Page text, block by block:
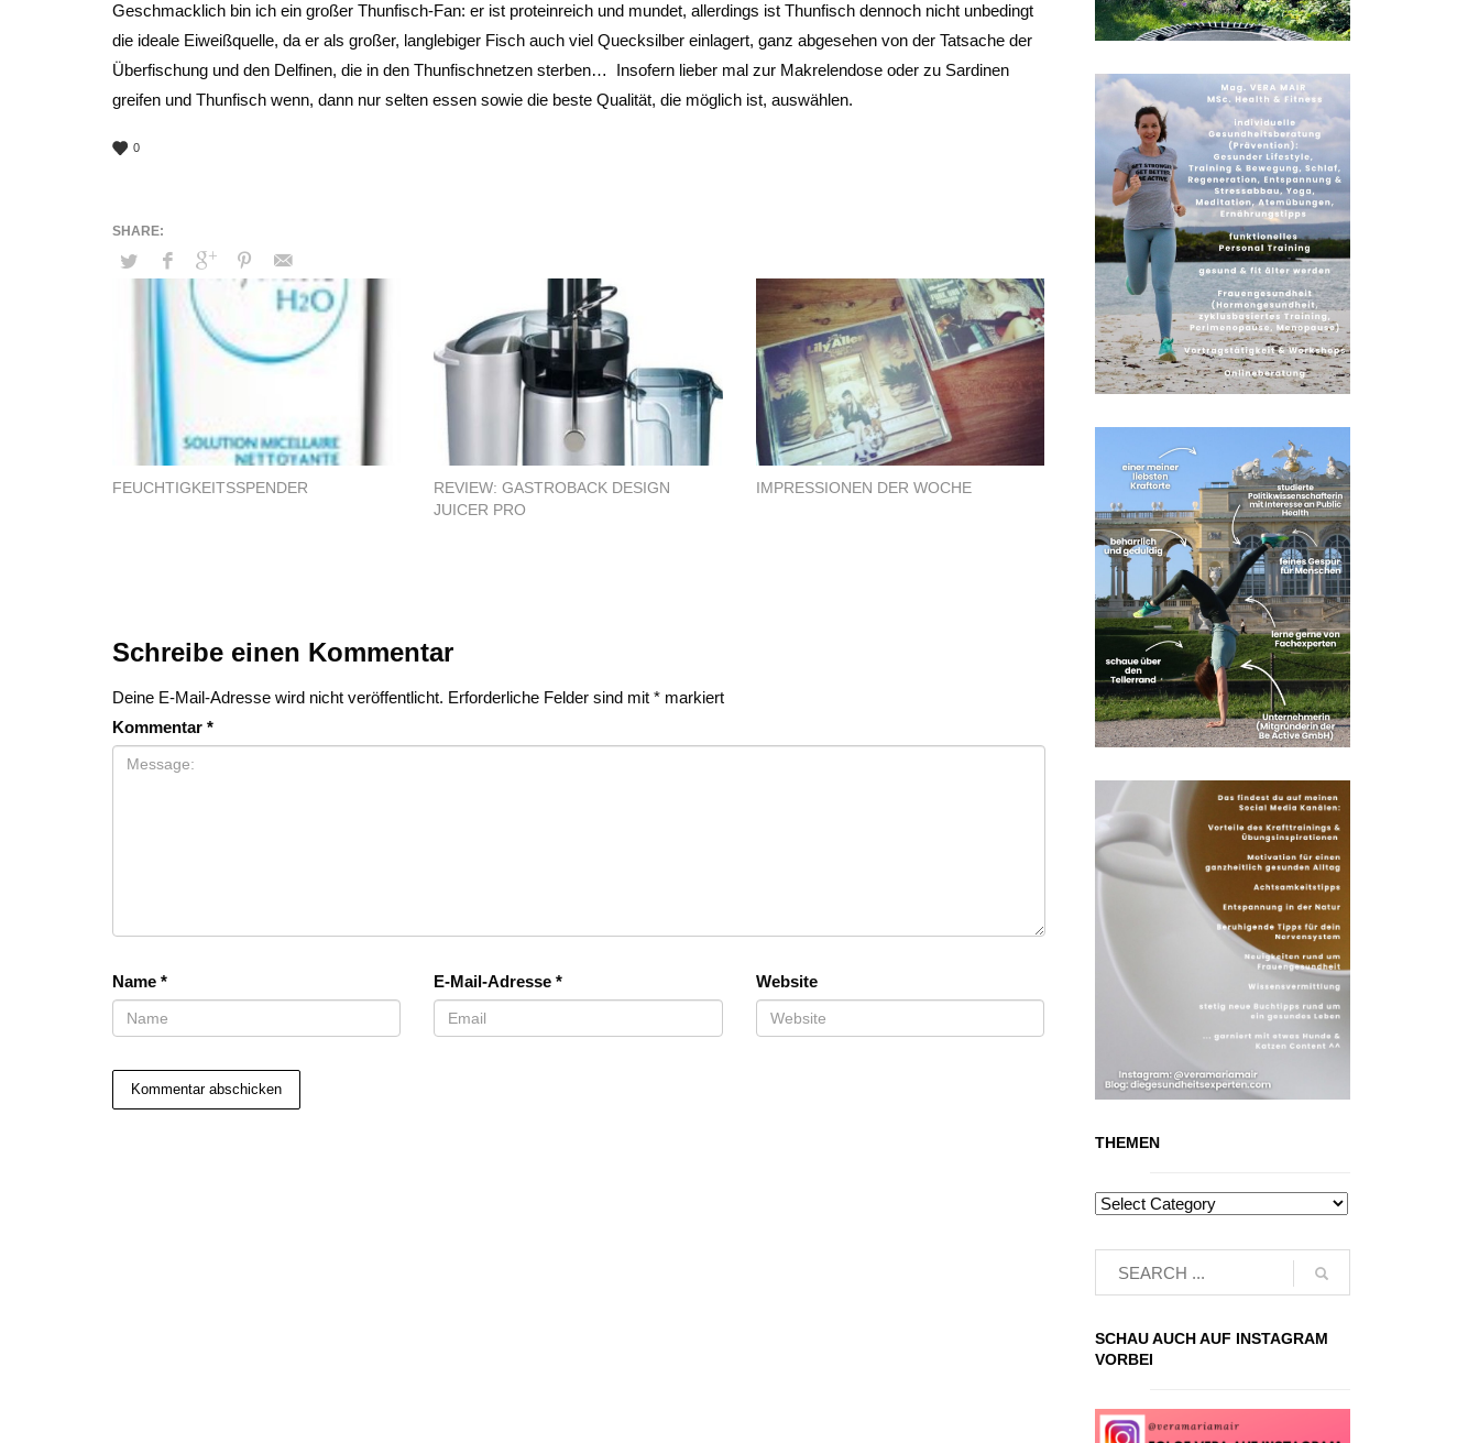
Geschmacklich bin ich ein großer Thunfisch-Fan: er ist proteinreich und mundet, allerdings ist Thunfisch dennoch nicht unbedingt
die ideale Eiweißquelle, da er als großer, langlebiger Fisch auch viel Quecksilber einlagert, ganz abgesehen von der Tatsache der
Überfischung und den Delfinen, die in den Thunfischnetzen sterben… Insofern lieber mal zur Makrelendose oder zu Sardinen
greifen und Thunfisch wenn, dann nur selten essen sowie die beste Qualität, die möglich ist, auswählen.
0
FEUCHTIGKEITSSPENDER
REVIEW: GASTROBACK DESIGN
JUICER PRO
IMPRESSIONEN DER WOCHE
Schreibe einen Kommentar
Deine E-Mail-Adresse wird nicht veröffentlicht. Erforderliche Felder sind mit * markiert
Kommentar *
Name * E-Mail-Adresse* Website
THEMEN
SCHAU AUCH AUF INSTAGRAM
VORBEI